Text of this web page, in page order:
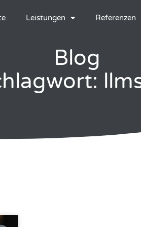
Leistungen Referenzen
Blog